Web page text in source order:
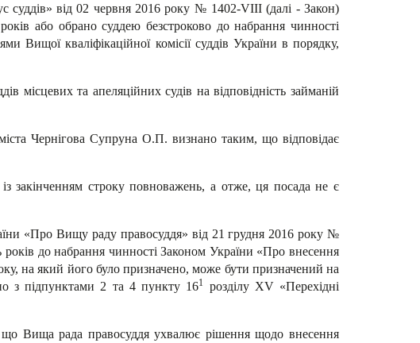
суддів» від 02 червня 2016 року № 1402-VIII (далі - Закон)
або обрано суддею безстроково до набрання чинності
Вищої кваліфікаційної комісії суддів України в порядку,
місцевих та апеляційних судів на відповідність займаній
Чернігова Супруна О.П. визнано таким, що відповідає
закінченням строку повноважень, а отже, ця посада не є
«Про Вищу раду правосуддя» від 21 грудня 2016 року №
років до набрання чинності Законом України «Про внесення
на який його було призначено, може бути призначений на
з підпунктами 2 та 4 пункту 161
розділу XV «Перехідні
Вища рада правосуддя ухвалює рішення щодо внесення